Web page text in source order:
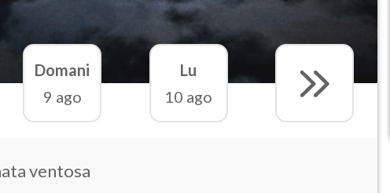
Domani
9 ago
Lu
10 ago
ventosa